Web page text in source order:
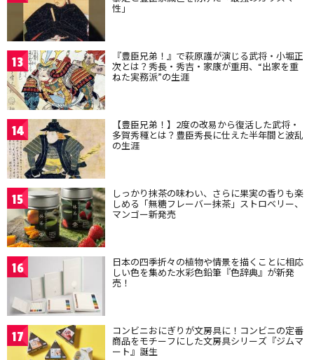
性」
13 『豊臣兄弟！』で萩原護が演じる武将・小堀正
次とは？秀長・秀吉・家康が重用、“出家を重
ねた実務派”の生涯
14 【豊臣兄弟！】2度の改易から復活した武将・
多賀秀種とは？豊臣秀長に仕えた半年間と波乱
の生涯
15 しっかり抹茶の味わい、さらに果実の香りも楽
しめる「無糖フレーバー抹茶」ストロベリー、
マンゴー新発売
16 日本の四季折々の植物や情景を描くことに相応
しい色を集めた水彩色鉛筆『色辞典』が新発
売！
17 コンビニおにぎりが文房具に！コンビニの定番
商品をモチーフにした文房具シリーズ『ジムマ
ート』誕生